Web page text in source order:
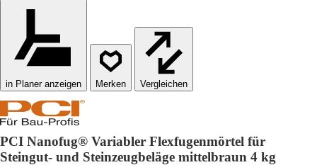
in Planer anzeigen Vergleichen
PCI Nanofug® Variabler Flexfugenmörtel für
Steingut- und Steinzeugbeläge mittelbraun 4 kg